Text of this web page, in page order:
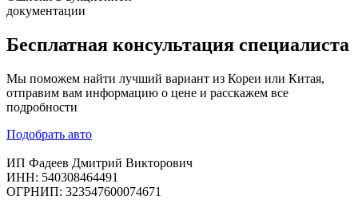
документации
Бесплатная консультация специалиста
Мы поможем найти лучший вариант из Кореи или Китая,
отправим вам информацию о цене и расскажем все
подробности
Подобрать авто
ИП Фадеев Дмитрий Викторович
ИНН: 540308464491
ОГРНИП: 323547600074671